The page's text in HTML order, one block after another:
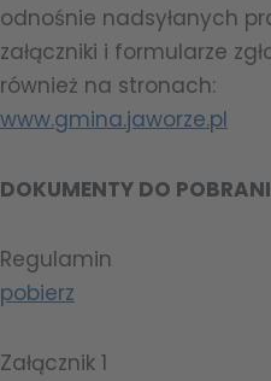
odnośnie nadsyłanych
załączniki i formularze
również na stronach:
www.gmina.jaworze.pl
DOKUMENTY DO
Regulamin
pobierz
Załącznik 1